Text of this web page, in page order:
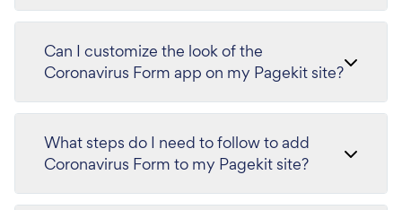
Can I customize the look of the
Coronavirus Form app on my Pagekit site?
What steps do I need to follow to add
Coronavirus Form to my Pagekit site?